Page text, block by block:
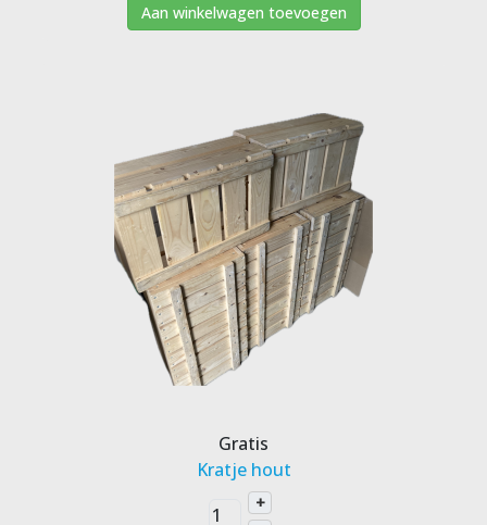
Aan winkelwagen toevoegen
Gratis
Kratje hout
+